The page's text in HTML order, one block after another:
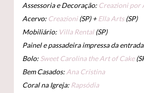
Assessoria e Decoração: Creazioni por
Acervo: Creazioni(SP) +Ella Arts(SP)
Mobiliário: Villa Rental(SP)
Painel e passadeira impressa da
Bolo: Sweet Carolina the Art of Cake
Bem Casados: Ana Cristina
Coral na Igreja: Rapsódia